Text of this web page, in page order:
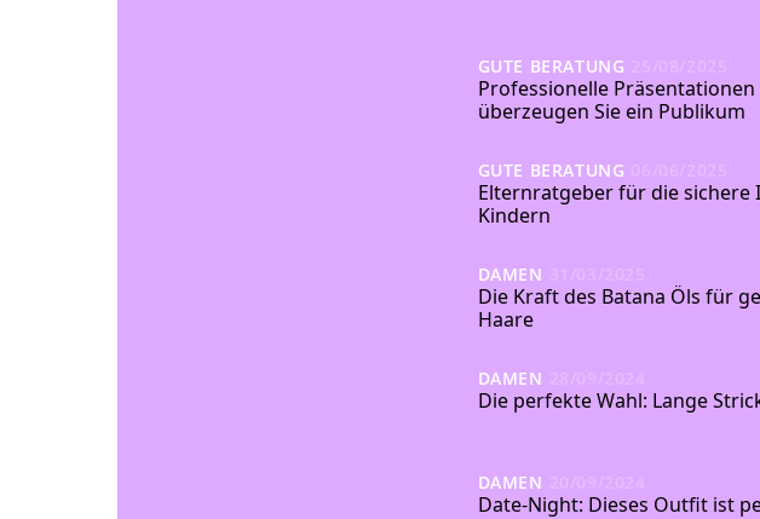
GUTE BERATUNG
Professionelle Präsentationen
überzeugen Sie ein Publikum
GUTE BERATUNG
Elternratgeber für die
Kindern
DAMEN
Die Kraft des Batana Öls für
Haare
DAMEN
Die perfekte Wahl: Lange
DAMEN
Date-Night: Dieses Outfit ist